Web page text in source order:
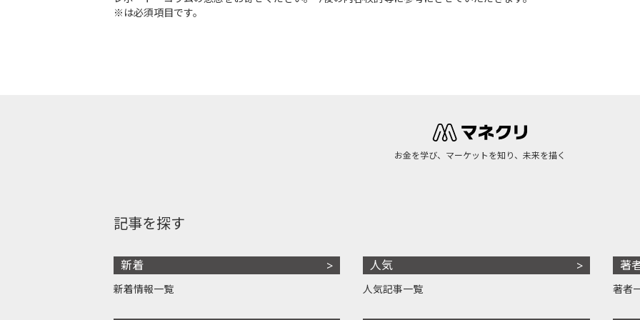
※は必須項目です。
お金を学び、マーケットを知り、未来を描く
記事を探す
新着
新着情報一覧
人気
人気記事一覧
著
著者